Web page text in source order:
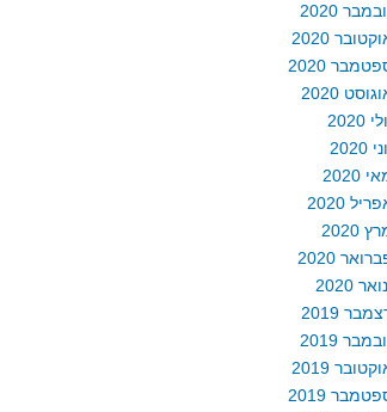
2020
2020
2020
2020
2020
2020
2020
2020
2020
2020
2020
2019
2019
2019
2019